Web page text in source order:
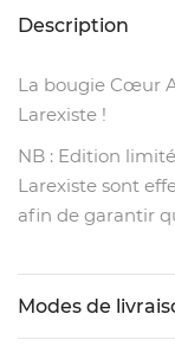
Description
La bougie Cœur
Larexiste !
NB : Edition
Larexiste sont
afin de garantir
Modes de